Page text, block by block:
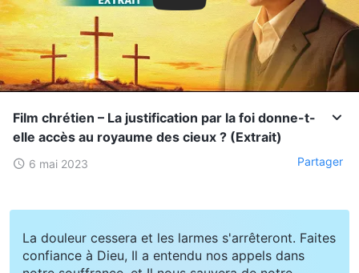
Film chrétien – La justification par la foi donne-t-
elle accès au royaume des cieux ? (Extrait)
6 mai 2023 Partager
La douleur cessera et les larmes s'arrêteront. Faites
confiance à Dieu, Il a entendu nos appels dans